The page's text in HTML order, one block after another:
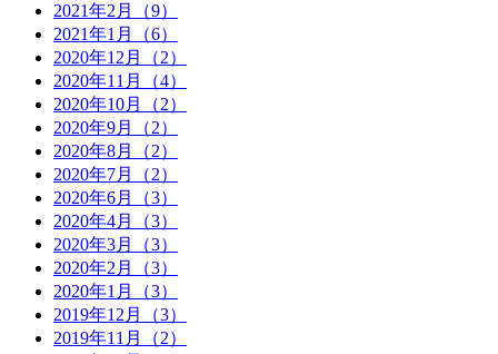
2021年2月（9）
2021年1月（6）
2020年12月（2）
2020年11月（4）
2020年10月（2）
2020年9月（2）
2020年8月（2）
2020年7月（2）
2020年6月（3）
2020年4月（3）
2020年3月（3）
2020年2月（3）
2020年1月（3）
2019年12月（3）
2019年11月（2）